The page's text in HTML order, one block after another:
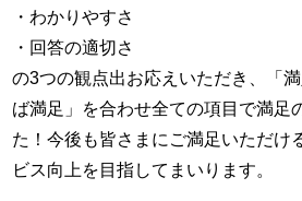
・わかりやすさ
・回答の適切さ
の3つの観点出お応えいただき、「
ば満足」を合わせ全ての項目で満足
た！今後も皆さまにご満足いただけ
ビス向上を目指してまいります。